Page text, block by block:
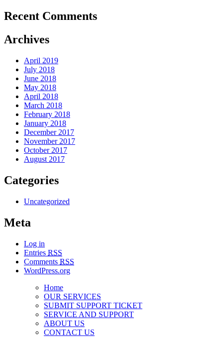
Recent Comments
Archives
April 2019
July 2018
June 2018
May 2018
April 2018
March 2018
February 2018
January 2018
December 2017
November 2017
October 2017
August 2017
Categories
Uncategorized
Meta
Log in
Entries RSS
Comments RSS
WordPress.org
Home
OUR SERVICES
SUBMIT SUPPORT TICKET
SERVICE AND SUPPORT
ABOUT US
CONTACT US